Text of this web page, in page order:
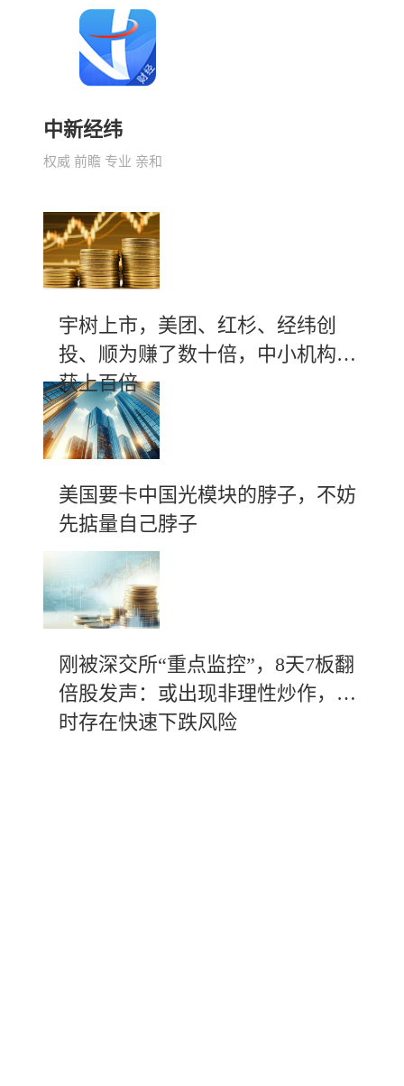
中新经纬
权威 前瞻 专业 亲和
宇树上市，美团、红杉、经纬创
投、顺为赚了数十倍，中小机构斩
获上百倍
美国要卡中国光模块的脖子，不妨
先掂量自己脖子
刚被深交所“重点监控”，8天7板翻
倍股发声：或出现非理性炒作，随
时存在快速下跌风险